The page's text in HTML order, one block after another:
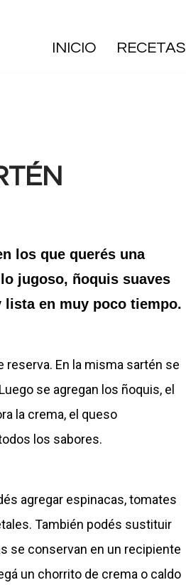
INICIO RECETAS
los que querés una
jugoso, ñoquis suaves
lista en muy poco tiempo.
reserva. En la misma sartén se
se agregan los ñoquis, el
la crema, el queso
los sabores.
agregar espinacas, tomates
También podés sustituir
se conservan en un recipiente
un chorrito de crema o caldo